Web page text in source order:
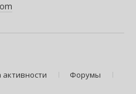
Форумы